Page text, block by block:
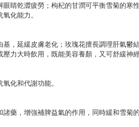
睛乾澀疲勞；枸杞的甘潤可平衡雪菊的寒
化能力。
，延緩皮膚老化；玫瑰花擅長調理肝氣鬱
力大時飲用，既能美容養顏，又可舒緩神
化和代謝功能。
藥，增強補脾益氣的作用，同時緩和雪菊